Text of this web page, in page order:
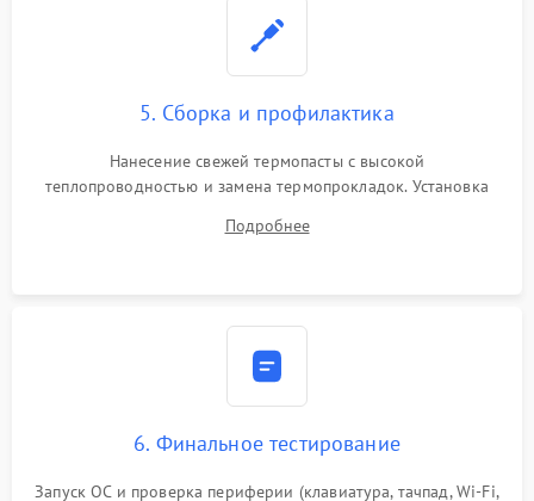
5. Сборка и профилактика
Нанесение свежей термопасты с высокой
теплопроводностью и замена термопрокладок. Установка
шлейфов, модулей памяти и накопителей. Предварительная
Подробнее
6. Финальное тестирование
Запуск ОС и проверка периферии (клавиатура, тачпад, Wi-Fi,